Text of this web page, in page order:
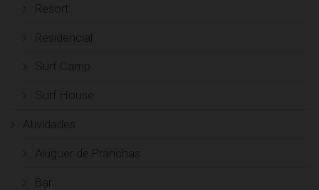
Resort
Residencial
Surf Camp
Surf House
Atividades
Aluguer de Pranchas
Bar